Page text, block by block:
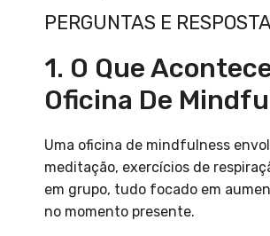
PERGUNTAS E
1. O Que
Oficina De
Uma oficina de mindfulness
meditação, exercícios de
em grupo, tudo focado em
no momento presente.